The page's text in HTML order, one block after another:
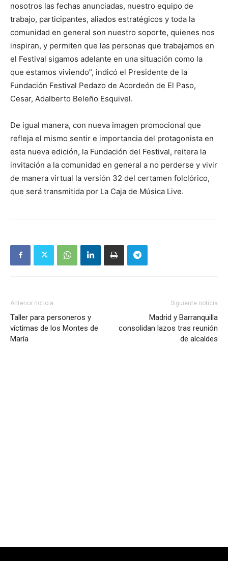
nosotros las fechas anunciadas, nuestro equipo de
trabajo, participantes, aliados estratégicos y toda la
comunidad en general son nuestro soporte, quienes nos
inspiran, y permiten que las personas que trabajamos en
el Festival sigamos adelante en una situación como la
que estamos viviendo”, indicó el Presidente de la
Fundación Festival Pedazo de Acordeón de El Paso,
Cesar, Adalberto Beleño Esquivel.
De igual manera, con nueva imagen promocional que
refleja el mismo sentir e importancia del protagonista en
esta nueva edición, la Fundación del Festival, reitera la
invitación a la comunidad en general a no perderse y vivir
de manera virtual la versión 32 del certamen folclórico,
que será transmitida por La Caja de Música Live.
Anterior noticia
Taller para personeros y
víctimas de los Montes de
María
Siguiente noticia
Madrid y Barranquilla
consolidan lazos tras reunión
de alcaldes